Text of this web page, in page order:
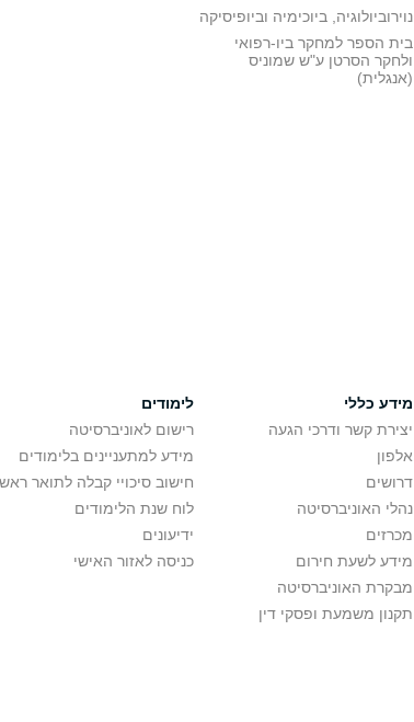
נוירוביולוגיה, ביוכימיה וביופיסיקה
בית הספר למחקר ביו-רפואי
ולחקר הסרטן ע"ש שמוניס
(אנגלית)
מידע כללי
יצירת קשר ודרכי הגעה
אלפון
דרושים
נהלי האוניברסיטה
מכרזים
מידע לשעת חירום
מבקרת האוניברסיטה
תקנון משמעת ופסקי דין
לימודים
רישום לאוניברסיטה
מידע למתעניינים בלימודים
חישוב סיכויי קבלה לתואר
לוח שנת הלימודים
ידיעונים
כניסה לאזור האישי